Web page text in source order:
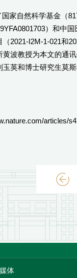
家自然科学基金（
）和中
2021-I2M-1-021和
波教授为本文的通
玉英和博士研究生莫
articles/
体